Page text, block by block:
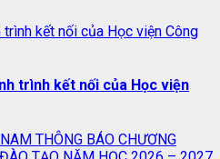
kết nối của Học viện Công
trình kết nối của Học viện
THÔNG BÁO CHƯƠNG